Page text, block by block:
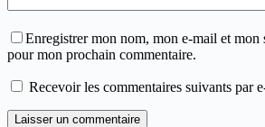
Enregistrer mon nom, mon e-mail et mon
pour mon prochain commentaire.
Recevoir les commentaires suivants par
Laisser un commentaire